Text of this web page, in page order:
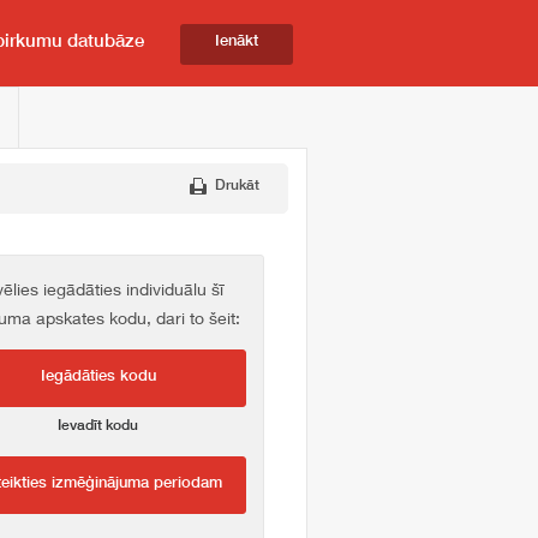
datubāze Ienākt
Drukāt
iegādāties individuālu šī
apskates kodu, dari to šeit:
Iegādāties kodu
Ievadīt kodu
izmēģinājuma periodam